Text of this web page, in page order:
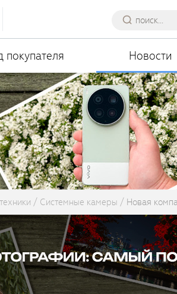
покупателя Новости
Системные камеры Новая